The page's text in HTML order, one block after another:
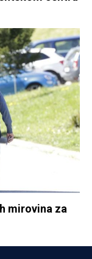
mirovina za